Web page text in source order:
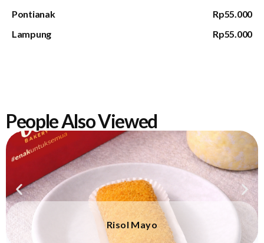
Pontianak
Rp55.000
Lampung
Rp55.000
People Also Viewed
Risol Mayo